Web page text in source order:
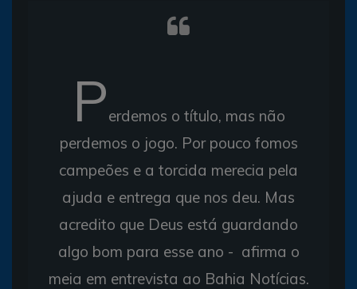
Perdemos o título, mas não
perdemos o jogo. Por pouco fomos
campeões e a torcida merecia pela
ajuda e entrega que nos deu. Mas
acredito que Deus está guardando
algo bom para esse ano - afirma o
meia em entrevista ao Bahia Notícias.